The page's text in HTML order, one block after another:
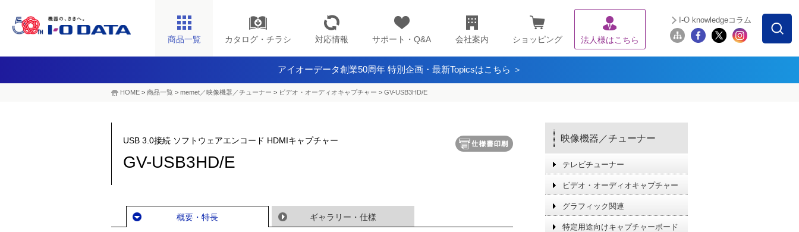
商品一覧 カタログ・チラシ 対応情報 サポート・Q&A 会社案内 ショッピング 法人様はこちら
I-O knowledgeコラム
アイオーデータ創業50周年 特別企画・最新Topicsはこちら ＞
HOME > 商品一覧 > memet／映像機器／チューナー > ビデオ・オーディオキャプチャー > GV-USB3HD/E
USB 3.0接続 ソフトウェアエンコード HDMIキャプチャー
GV-USB3HD/E
概要・特長 ギャラリー・仕様
映像機器／チューナー
テレビチューナー
ビデオ・オーディオキャプチャー
グラフィック関連
特定用途向けキャプチャーボード